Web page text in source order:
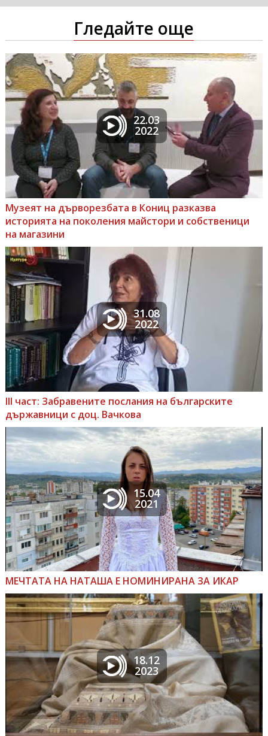
Гледайте още
22.03
2022
Музеят на дърворезбата в Кониц разказва
историята на поколения майстори и собственици
на магазини
31.08
2022
III част: Забравените послания на българските
държавници с доц. Вачкова
15.04
2021
МЕЧТАТА НА НАТАША Е НОМИНИРАНА ЗА ИКАР
18.12
2023